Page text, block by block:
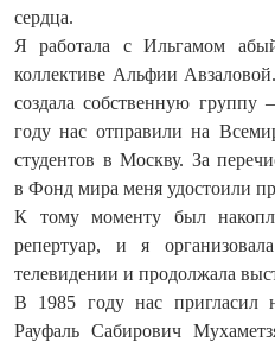
сердца.
Я работала с Ильгамом
коллективе Альфии
создала собственную
году нас отправили на
студентов в Москву. За
в Фонд мира меня удостоили
К тому моменту был
репертуар, и я
телевидении и продолжала
В 1985 году нас пригласил
Рауфаль Сабирович